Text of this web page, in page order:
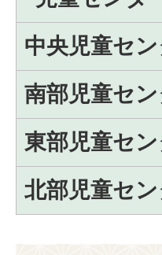
中央児童セ
南部児童セ
東部児童セ
北部児童セ